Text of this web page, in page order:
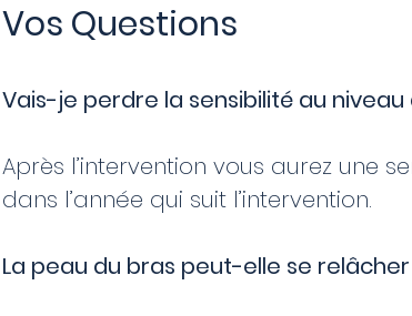
Vos Questions
Vais-je perdre la sensibilité au niveau
Après l’intervention vous aurez une
dans l’année qui suit l’intervention.
La peau du bras peut-elle se